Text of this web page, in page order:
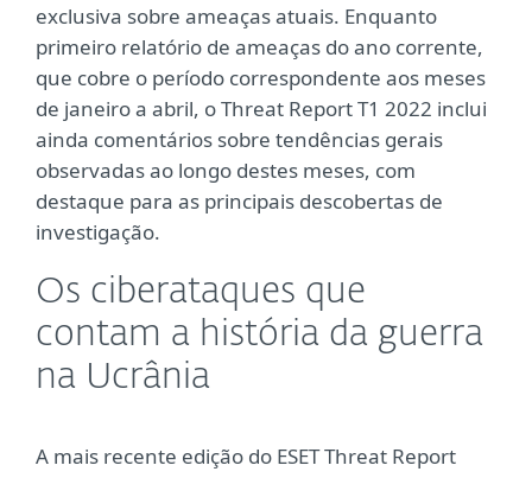
exclusiva sobre ameaças atuais. Enquanto
primeiro relatório de ameaças do ano corrente,
que cobre o período correspondente aos meses
de janeiro a abril, o Threat Report T1 2022 inclui
ainda comentários sobre tendências gerais
observadas ao longo destes meses, com
destaque para as principais descobertas de
investigação.
Os ciberataques que
contam a história da guerra
na Ucrânia
A mais recente edição do ESET Threat Report